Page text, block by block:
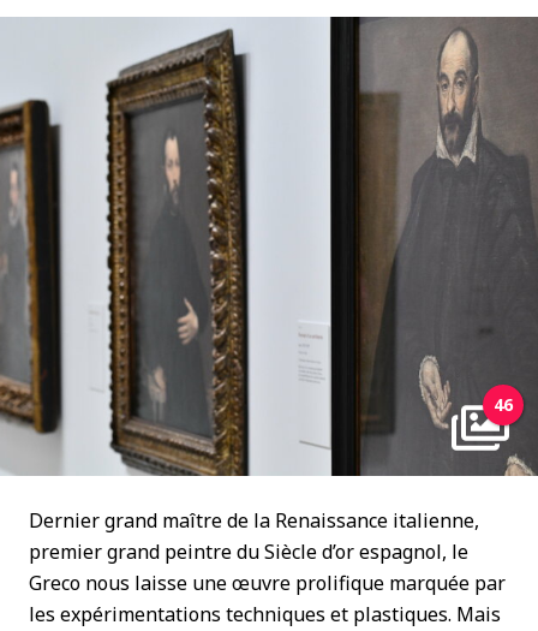
46
Dernier grand maître de la Renaissance italienne,
premier grand peintre du Siècle d’or espagnol, le
Greco nous laisse une œuvre prolifique marquée par
les expérimentations techniques et plastiques. Mais